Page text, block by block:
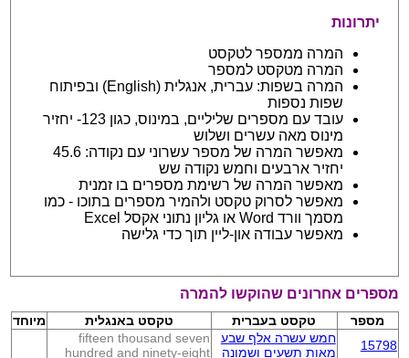
יתרונות
המרה ממספר לטקסט
המרה מטקסט למספר
המרה בשפות: עברית, אנגלית (English) ובפיתוח
שפות נספות
עובד עם מספרים שליליים, במינוס, כגון 123- יחזיר
מינוס מאה עשרים ושלוש
מאפשר המרה של מספר עשרוני עם נקודה: 45.6
יחזיר ארבעים וחמש נקודה שש
מאפשר המרה של רשימת מספרים בו זמנית
מאפשר לסרוק טקסט ולהמיר מספרים בתוכו - כמו
מסמך וורד Word או גליון נתוני אקסל Excel
מאפשר עבודה און-ליין תוך כדי גלישה
מספרים אחרונים שהוקשו להמרה
מספר טקסט בעברית טקסט באנגלית
מיוחד
15798
חמש עשרה אלף שבע
מאות תשעים ושמונה
fifteen thousand seven
hundred and ninety-eight